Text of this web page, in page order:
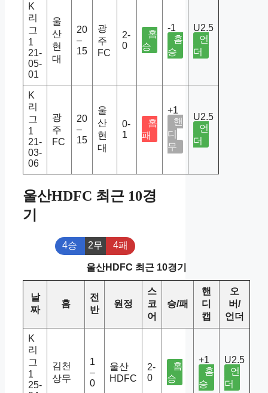
K
리
그
1
21-
05-
01
울
산
현
대
20
–
15
광
주
FC
2-
0
홈
승
-1
홈
승
U2.5
언
더
K
리
그
1
21-
03-
06
광
주
FC
20
–
15
울
산
현
대
0-
1
홈
패
+1
핸
디
무
U2.5
언
더
울산HDFC 최근 10경
기
4승 2무 4패
울산HDFC 최근 10경기
날
짜
홈
전
반
원정
스
코
어
승/패
핸
디
캡
오
버/
언더
K
리
그
1
25-
김천
상무
1
–
0
울산
HDFC
2-
0
홈
승
+1
홈
승
U2.5
언
더